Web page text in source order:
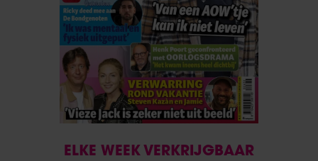
ELKE WEEK VERKRIJGBAAR